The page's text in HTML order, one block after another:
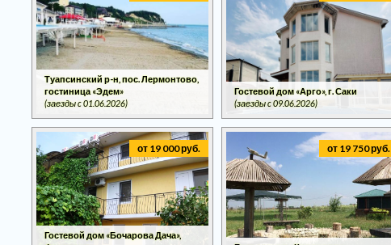
Туапсинский р-н, пос. Лермонтово,
гостиница «Эдем»
(заезды c 01.06.2026)
Гостевой дом «Арго», г. Саки
(заезды c 09.06.2026)
от 19 000 руб.
Гостевой дом «Бочарова Дача»,
от 19 750 руб.